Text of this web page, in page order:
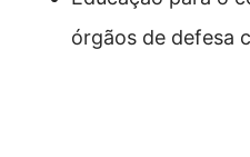
órgãos de defesa